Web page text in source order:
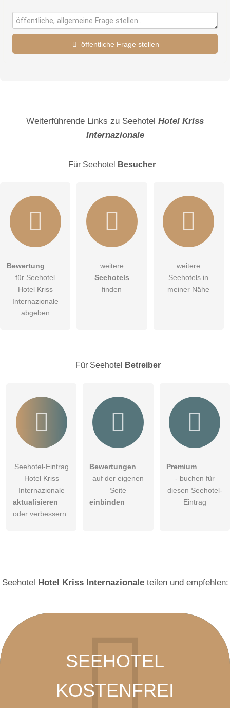
öffentliche Frage stellen
DieDatenschutzerklärung habe ich zur Kenntnis genommen.
öffentliche Frage stellen
Seehotel-Eintrag zu stellen.
Weiterführende Links zu Seehotel Hotel Kriss
Internazionale
Für Seehotel Besucher
Bewertung
für Seehotel
Hotel Kriss
Internazionale
abgeben
weitere
Seehotels
finden
weitere
Seehotels in
meiner Nähe
Für Seehotel Betreiber
Seehotel-Eintrag
Hotel Kriss
Internazionale
aktualisieren
oder verbessern
Bewertungen
auf der eigenen
Seite
einbinden
Premium
- buchen für
diesen Seehotel-
Eintrag
Seehotel Hotel Kriss Internazionaleteilen und empfehlen:
SEEHOTEL
KOSTENFREI